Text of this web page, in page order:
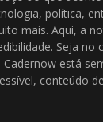
política,
mais. Aqui, a
Seja no
está
conteúdo